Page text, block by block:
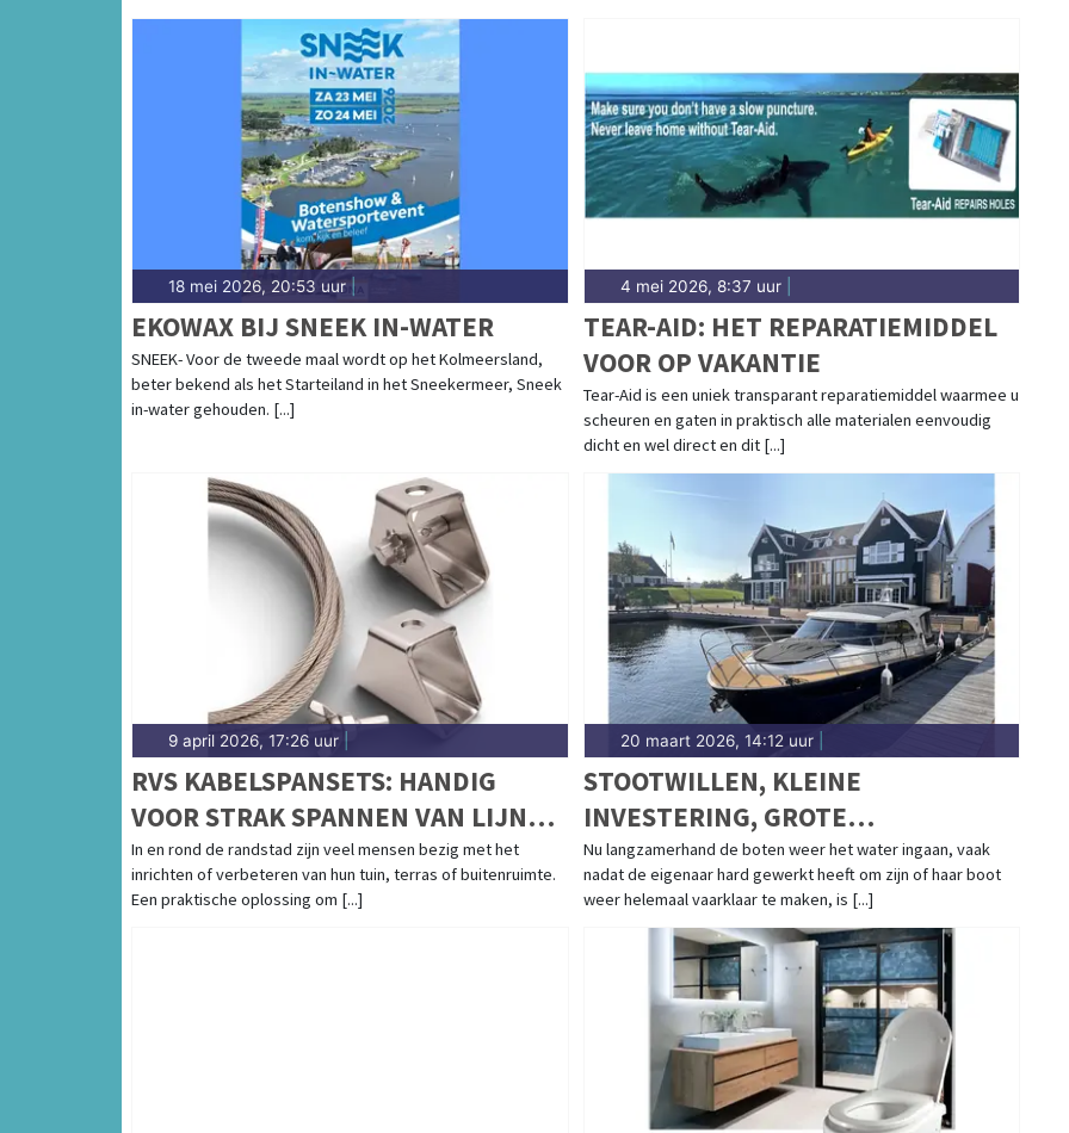
18 mei 2026, 20:53 uur
EKOWAX BIJ SNEEK IN-WATER
SNEEK- Voor de tweede maal wordt op het Kolmeersland,
beter bekend als het Starteiland in het Sneekermeer, Sneek
in-water gehouden. [...]
4 mei 2026, 8:37 uur|
TEAR-AID: HET REPARATIEMIDDEL
VOOR OP VAKANTIE
Tear-Aid is een uniek transparant reparatiemiddel waarmee u
scheuren en gaten in praktisch alle materialen eenvoudig
dicht en wel direct en dit [...]
9 april 2026, 17:26 uur
RVS KABELSPANSETS: HANDIG
VOOR STRAK SPANNEN VAN LIJNEN
AAN LAND
In en rond de randstad zijn veel mensen bezig met het
inrichten of verbeteren van hun tuin, terras of buitenruimte.
Een praktische oplossing om [...]
20 maart 2026, 14:12 uur|
STOOTWILLEN, KLEINE
INVESTERING, GROTE
BESCHERMING VOOR UW BOOT
Nu langzamerhand de boten weer het water ingaan, vaak
nadat de eigenaar hard gewerkt heeft om zijn of haar boot
weer helemaal vaarklaar te maken, is [...]